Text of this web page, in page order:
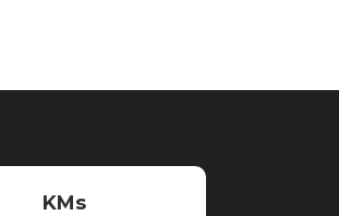
KMs